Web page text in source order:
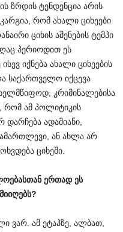
ზრდის ტენდენცია არის
რომ ახალი ციხეები
ციხის აშენების ტემპი
პერიოდით ეს
იქნება ახალი ციხეების
საქართველო იქცევა
კრიმინალებისა
რომ ამ პოლიტიკის
ადამიანი,
ან ახლა არ
ციხეში.
ერთად ეს
მიიღებს?
ვარ. ამ ეტაპზე, ალბათ,